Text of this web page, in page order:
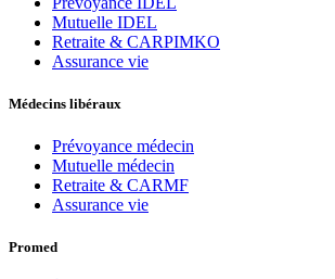
Mutuelle IDEL
Retraite & CARPIMKO
Assurance vie
Médecins libéraux
Prévoyance médecin
Mutuelle médecin
Retraite & CARMF
Assurance vie
Promed